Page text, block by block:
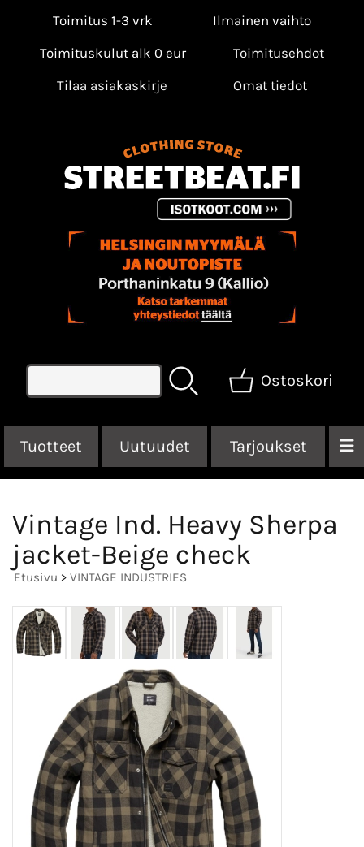
Toimitus 1-3 vrk
Ilmainen vaihto
Toimituskulut alk 0 eur
Toimitusehdot
Tilaa asiakaskirje
Omat tiedot
Ostoskori
Tuotteet Uutuudet Tarjoukset
Vintage Ind. Heavy Sherpa
jacket-Beige check
Etusivu > VINTAGE INDUSTRIES